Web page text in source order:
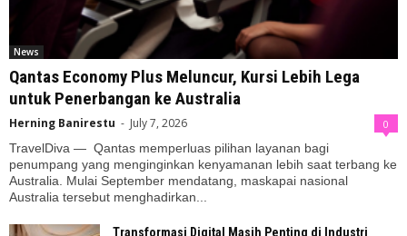
News
Qantas Economy Plus Meluncur, Kursi Lebih Lega
untuk Penerbangan ke Australia
Herning Banirestu - July 7, 2026 0
TravelDiva — Qantas memperluas pilihan layanan bagi
penumpang yang menginginkan kenyamanan lebih saat terbang ke
Australia. Mulai September mendatang, maskapai nasional
Australia tersebut menghadirkan...
Transformasi Digital Masih Penting di Industri